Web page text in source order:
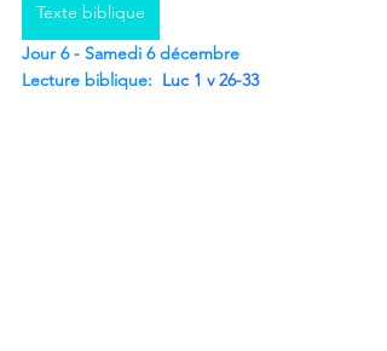
Texte biblique
Jour 6 - Samedi 6 décembre
Lecture biblique: Luc 1 v 26-33